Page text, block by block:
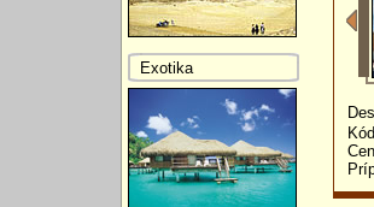
Exotika